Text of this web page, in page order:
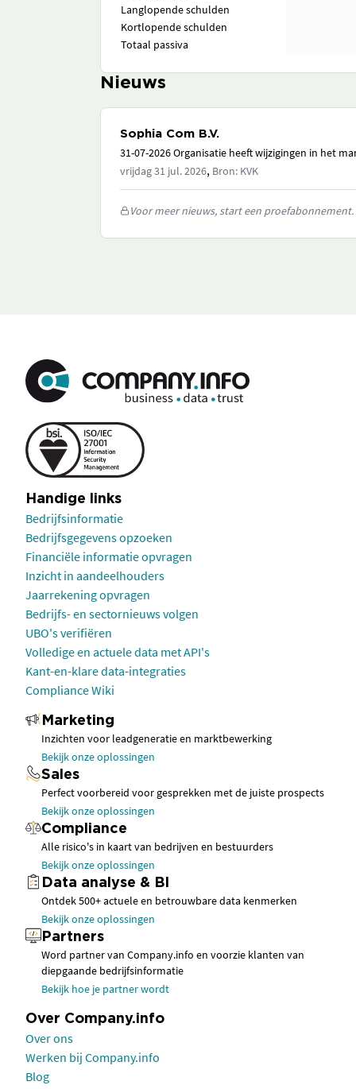
Langlopende schulden
Kortlopende schulden
Totaal passiva
Nieuws
Sophia Com B.V.
31-07-2026 Organisatie heeft wijzigingen in het
vrijdag 31 jul. 2026, Bron: KVK
Voor meer nieuws, start een proefabonnement.
Handige links
Bedrijfsinformatie
Bedrijfsgegevens opzoeken
Financiële informatie opvragen
Inzicht in aandeelhouders
Jaarrekening opvragen
Bedrijfs- en sectornieuws volgen
UBO's verifiëren
Volledige en actuele data met API's
Kant-en-klare data-integraties
Compliance Wiki
Marketing
Inzichten voor leadgeneratie en marktbewerking
Bekijk onze oplossingen
Sales
Perfect voorbereid voor gesprekken met de juiste prospects
Bekijk onze oplossingen
Compliance
Alle risico's in kaart van bedrijven en bestuurders
Bekijk onze oplossingen
Data analyse & BI
Ontdek 500+ actuele en betrouwbare data kenmerken
Bekijk onze oplossingen
Partners
Word partner van Company.info en voorzie klanten van
diepgaande bedrijfsinformatie
Bekijk hoe je partner wordt
Over Company.info
Over ons
Werken bij Company.info
Blog